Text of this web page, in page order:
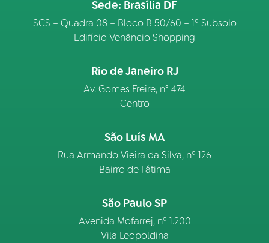
Sede: Brasília DF
SCS – Quadra 08 – Bloco B 50/60 – 1º Subsolo
Edifício Venâncio Shopping
Rio de Janeiro RJ
Av. Gomes Freire, n° 474
Centro
São Luís MA
Rua Armando Vieira da Silva, nº 126
Bairro de Fátima
São Paulo SP
Avenida Mofarrej, nº 1.200
Vila Leopoldina